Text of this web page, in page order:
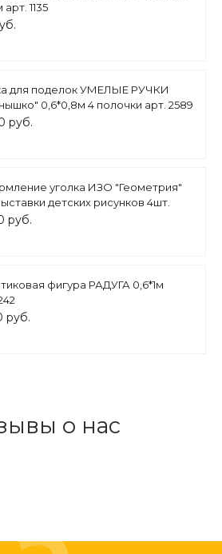
1135
для поделок УМЕЛЫЕ РУЧКИ
0,6*0,8м 4 полочки арт. 2589
руб.
уголка ИЗО "Геометрия"
детских рисунков 4шт.
см арт. МАГ1761
руб.
фигура РАДУГА 0,6*1м
руб.
о нас